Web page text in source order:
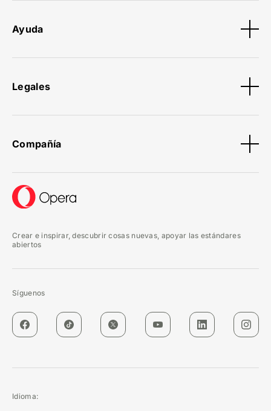
Ayuda
Legales
Compañía
Crear e inspirar, descubrir cosas nuevas, apoyar las estándares
abiertos
Síguenos
Idioma: